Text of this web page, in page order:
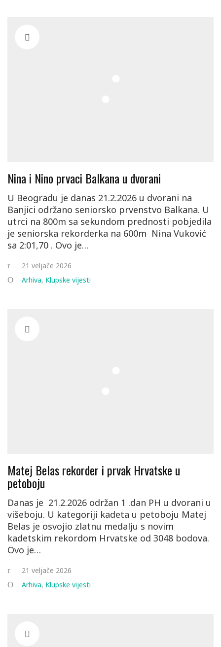
Nina i Nino prvaci Balkana u dvorani
U Beogradu je danas 21.2.2026 u dvorani na
Banjici održano seniorsko prvenstvo Balkana. U
utrci na 800m sa sekundom prednosti pobjedila
je seniorska rekorderka na 600m Nina Vuković
sa 2:01,70 . Ovo je…
21 veljače 2026
Arhiva, Klupske vijesti
Matej Belas rekorder i prvak Hrvatske u
petoboju
Danas je 21.2.2026 održan 1 .dan PH u dvorani u
višeboju. U kategoriji kadeta u petoboju Matej
Belas je osvojio zlatnu medalju s novim
kadetskim rekordom Hrvatske od 3048 bodova.
Ovo je…
21 veljače 2026
Arhiva, Klupske vijesti